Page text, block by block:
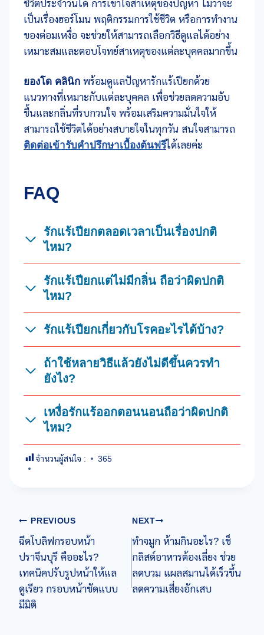
ชีวิตประจำวันได้ การเข้าใจสาเหตุของปัญหา ไม่ว่าจะ
เป็นเรื่องฮอร์โมน พฤติกรรมการใช้ชีวิต หรือการทำงาน
ของต่อมเหงื่อ จะช่วยให้สามารถเลือกวิธีดูแลได้อย่าง
เหมาะสมและตอบโจทย์สาเหตุของแต่ละบุคคลมากขึ้น
ยองโด คลินิก พร้อมดูแลปัญหารักแร้เปียกด้วย
แนวทางที่เหมาะกับแต่ละบุคคล เพื่อช่วยลดความอับ
ชื้นและกลิ่นที่รบกวนใจ พร้อมเสริมความมั่นใจให้
สามารถใช้ชีวิตได้อย่างสบายใจในทุกวัน สนใจสามารถ
ติดต่อเข้ารับคำปรึกษาเบื้องต้นฟรีได้เลยค่ะ
FAQ
รักแร้เปียกตลอดเวลาเป็นเรื่องปกติ
ไหม?
รักแร้เปียกแต่ไม่มีกลิ่น ถือว่าผิดปกติ
ไหม?
รักแร้เปียกเกี่ยวกับโรคอะไรได้บ้าง?
ถ้าใช้หลายวิธีแล้วยังไม่ดีขึ้นควรทำ
ยังไง?
เหงื่อรักแร้ออกตอนนอนถือว่าผิดปกติ
ไหม?
จำนวนผู้สนใจ : 365
Post
navigation
PREVIOUS
ฉีดโบลิฟกรอบหน้า
ปราจีนบุรี คืออะไร?
เทคนิคปรับรูปหน้าให้แล
ดูเรียว กรอบหน้าชัดแบบ
มีมิติ
NEXT
ทำจมูก ห้ามกินอะไร? เช็
กลิสต์อาหารต้องเลี่ยง ช่วย
ลดบวม แผลสมานได้เร็วขึ้น
ลดความเสี่ยงอักเสบ